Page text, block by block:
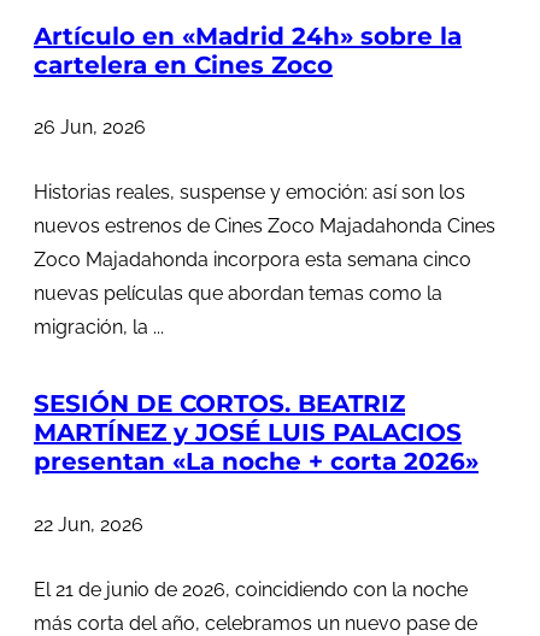
Artículo en «Madrid 24h» sobre la
cartelera en Cines Zoco
26 Jun, 2026
Historias reales, suspense y emoción: así son los
nuevos estrenos de Cines Zoco Majadahonda Cines
Zoco Majadahonda incorpora esta semana cinco
nuevas películas que abordan temas como la
migración, la ...
SESIÓN DE CORTOS. BEATRIZ
MARTÍNEZ y JOSÉ LUIS PALACIOS
presentan «La noche + corta 2026»
22 Jun, 2026
El 21 de junio de 2026, coincidiendo con la noche
más corta del año, celebramos un nuevo pase de